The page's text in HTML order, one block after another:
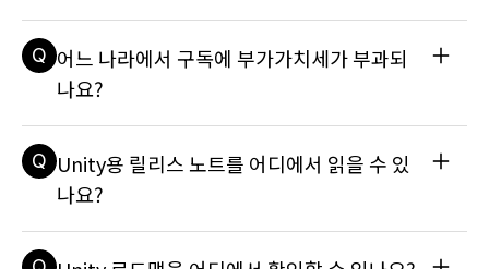
A
결제 플랜을 결합하는 것도 불가능합니다. 예를 들어, 동일한 조
직에서 12개월 선불 구독과 월정액 구독을 함께 보유할 수 없습
요금제를 변경할 수 있나요?
Q 어느 나라에서 구독에 부가가치세가 부과되
나요?
A
합니다. 자세한 내용은 거주 국가의 현지 세무 당국과 연락하여
알아보세요. 부가가치세와 사업자 등록 번호는 현지 세무 당국
지에서 구매한 내역에 대한 소비세를 납부하지 않을 수 있습니
다. 계정에 세금 번호를 추가하는 방법에 대한 자세한 내용은 기
Q Unity용 릴리스 노트를 어디에서 읽을 수 있
나요?
A